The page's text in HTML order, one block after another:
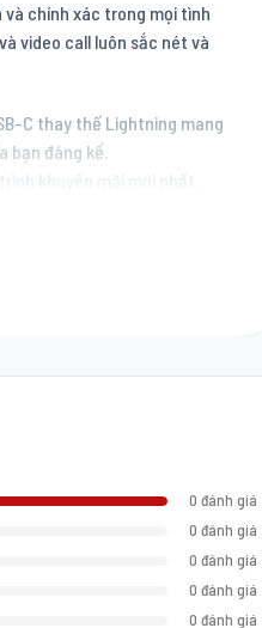
và chính xác trong mọi tình
video call luôn sắc nét và
C thay thế Lightning mang
bạn đáng kể.
khuyến mãi mới nhất.
0 đánh giá
0 đánh giá
0 đánh giá
0 đánh giá
0 đánh giá